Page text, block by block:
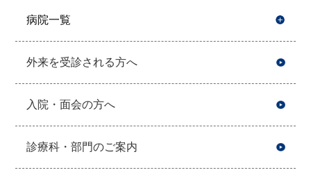
病院一覧
外来を受診される方へ
入院・面会の方へ
診療科・部門のご案内